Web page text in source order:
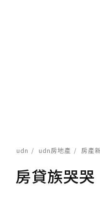
udn udn房地產 房產
房貸族哭